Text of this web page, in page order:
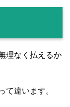
理なく払えるか
て違います。